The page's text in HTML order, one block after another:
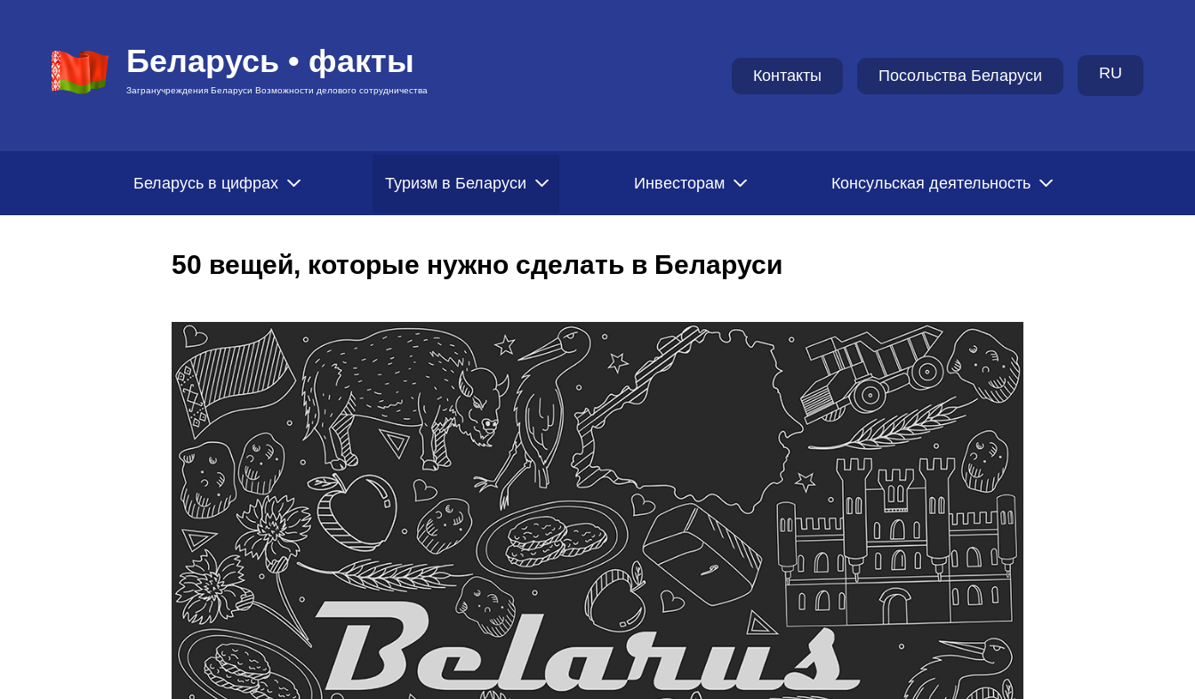
Беларусь • факты
Загранучреждения Беларуси Возможности делового сотрудничества
Контакты Посольства Беларуси RU
Беларусь в цифрах Туризм в Беларуси Инвесторам Консульская деятельность
50 вещей, которые нужно сделать в Беларуси